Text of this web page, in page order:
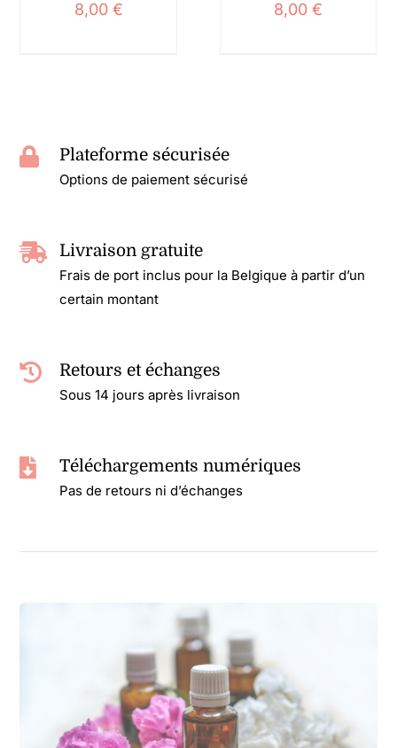
8,00 € 8,00€
Plateforme sécurisée
Options de paiement sécurisé
Livraison gratuite
Frais de port inclus pour la Belgique à partir d’un
certain montant
Retours et échanges
Sous 14 jours après livraison
Téléchargements numériques
Pas de retours ni d’échanges